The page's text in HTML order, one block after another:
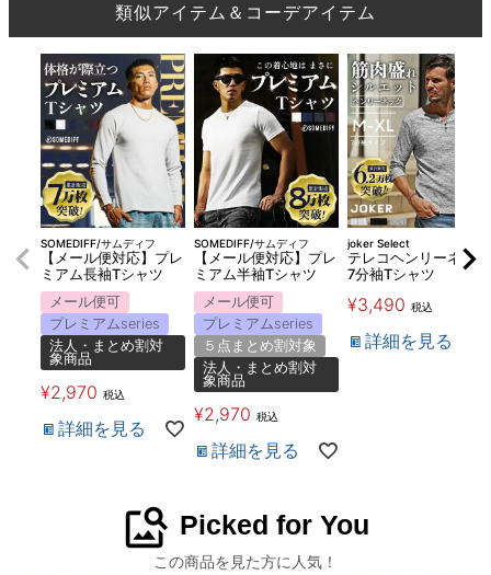
類似アイテム＆コーデアイテム
SOMEDIFF/サムディフ
【メール便対応】プレ
ミアム長袖Tシャツ
メール便可
プレミアムseries
法人・まとめ割対
象商品
¥2,970 税込
詳細を見る
SOMEDIFF/サムディフ
【メール便対応】プレ
ミアム半袖Tシャツ
メール便可
プレミアムseries
５点まとめ割対象
法人・まとめ割対
象商品
¥2,970 税込
詳細を見る
joker Select
テレコヘンリーネック
7分袖Tシャツ
¥3,490 税込
詳細を見る
image_search Picked for You
この商品を見た方に人気！